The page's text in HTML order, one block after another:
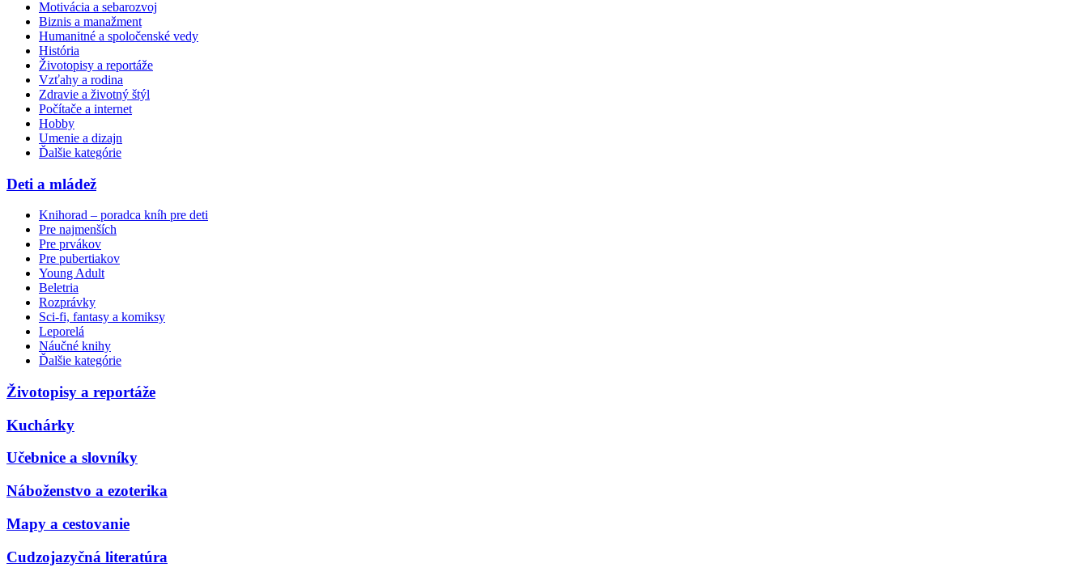
Motivácia a sebarozvoj
Biznis a manažment
Humanitné a spoločenské vedy
História
Životopisy a reportáže
Vzťahy a rodina
Zdravie a životný štýl
Počítače a internet
Hobby
Umenie a dizajn
Ďalšie kategórie
Deti a mládež
Knihorad – poradca kníh pre deti
Pre najmenších
Pre prvákov
Pre pubertiakov
Young Adult
Beletria
Rozprávky
Sci-fi, fantasy a komiksy
Leporelá
Náučné knihy
Ďalšie kategórie
Životopisy a reportáže
Kuchárky
Učebnice a slovníky
Náboženstvo a ezoterika
Mapy a cestovanie
Cudzojazyčná literatúra